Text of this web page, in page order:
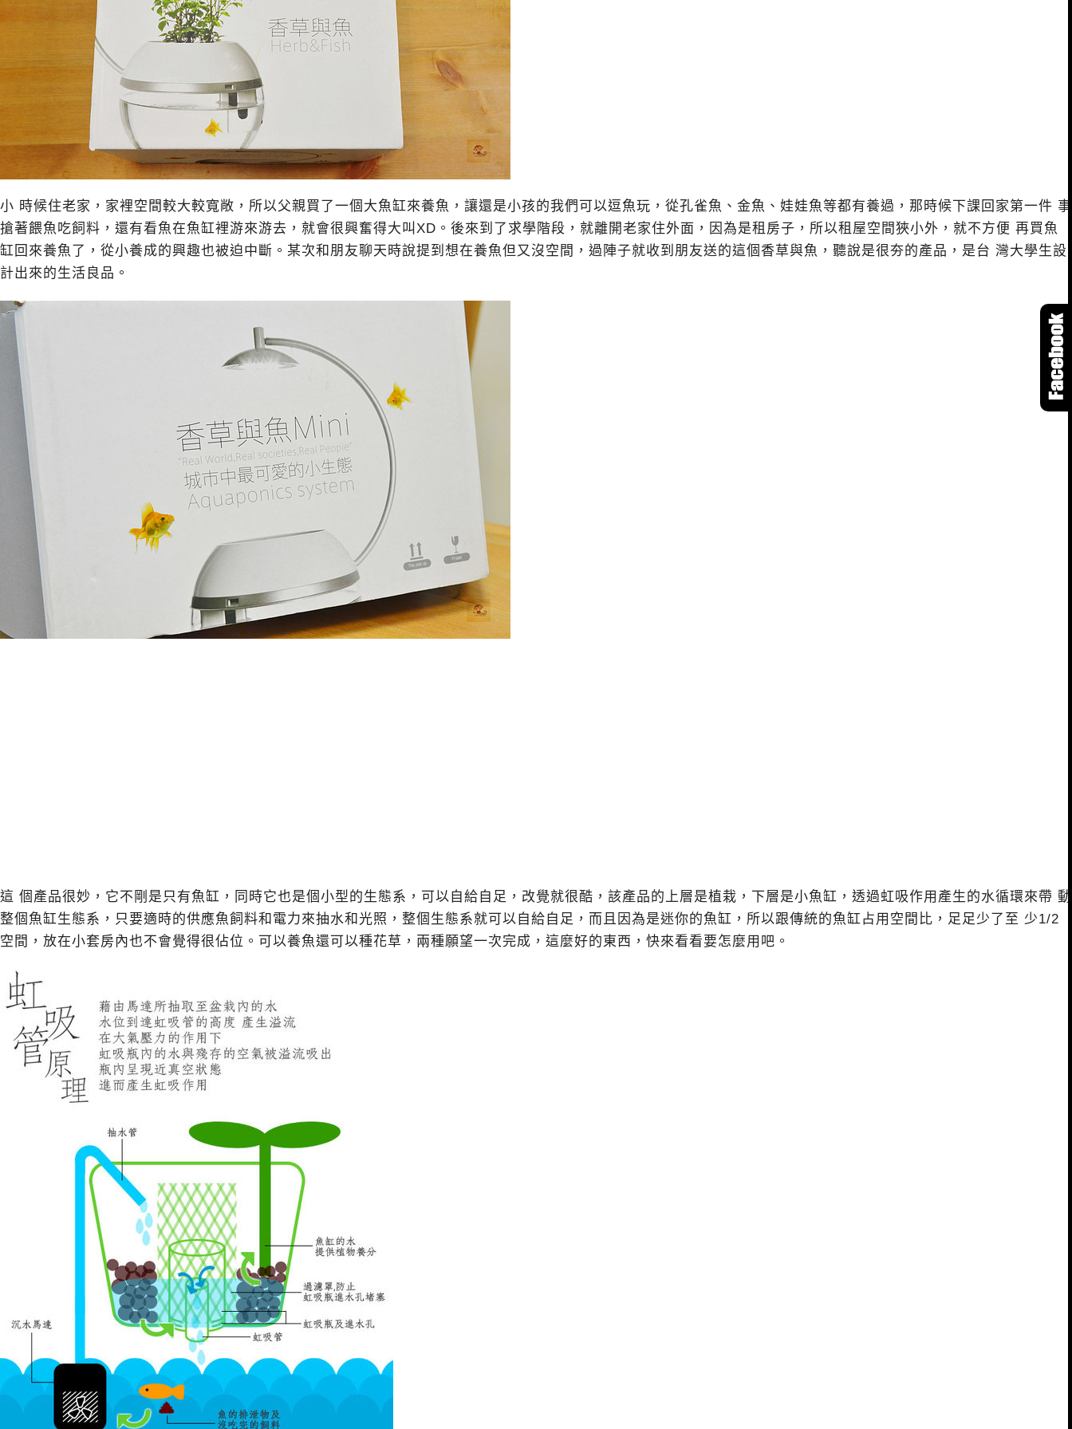
小 時候住老家，家裡空間較大較寬敞，所以父親買了一個大魚缸來養魚，讓還是小孩的我們可以逗魚玩，從孔雀魚、金魚、娃娃魚等都有養過，那時候下課回家第一件 事
搶著餵魚吃飼料，還有看魚在魚缸裡游來游去，就會很興奮得大叫XD。後來到了求學階段，就離開老家住外面，因為是租房子，所以租屋空間狹小外，就不方便 再買魚
缸回來養魚了，從小養成的興趣也被迫中斷。某次和朋友聊天時說提到想在養魚但又沒空間，過陣子就收到朋友送的這個香草與魚，聽說是很夯的產品，是台 灣大學生設
計出來的生活良品。
這 個產品很妙，它不剛是只有魚缸，同時它也是個小型的生態系，可以自給自足，改覺就很酷，該產品的上層是植栽，下層是小魚缸，透過虹吸作用產生的水循環來帶 動
整個魚缸生態系，只要適時的供應魚飼料和電力來抽水和光照，整個生態系就可以自給自足，而且因為是迷你的魚缸，所以跟傳統的魚缸占用空間比，足足少了至 少1/2
空間，放在小套房內也不會覺得很佔位。可以養魚還可以種花草，兩種願望一次完成，這麼好的東西，快來看看要怎麼用吧。